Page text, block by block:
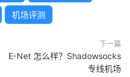
机场评测
下一篇
E-Net 怎么样？Shadowsocks
专线机场